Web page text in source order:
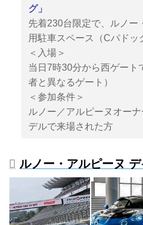
グ」
先着230台限定で、ルノー
用駐車スペース（Cパドッ
＜入場＞
当日7時30分から西ゲート
者と異なるゲート）
＜参加条件＞
ルノー／アルピーヌオー
デルで来場された方
ルノー・アルピーヌ